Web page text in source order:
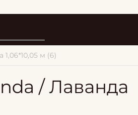
м (6)
/ Лаванда